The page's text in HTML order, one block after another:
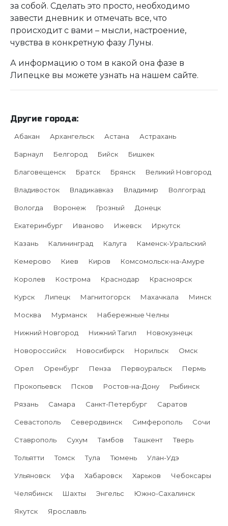
за собой. Сделать это просто, необходимо
завести дневник и отмечать все, что
происходит с вами – мысли, настроение,
чувства в конкретную фазу Луны.
А информацию о том в какой она фазе в
Липецке вы можете узнать на нашем сайте.
Другие города:
Абакан Архангельск Астана Астрахань
Барнаул Белгород Бийск Бишкек
Благовещенск Братск Брянск Великий Новгород
Владивосток Владикавказ Владимир Волгоград
Вологда Воронеж Грозный Донецк
Екатеринбург Иваново Ижевск Иркутск
Казань Калининград Калуга Каменск-Уральский
Кемерово Киев Киров Комсомольск-на-Амуре
Королев Кострома Краснодар Красноярск
Курск Липецк Магнитогорск Махачкала Минск
Москва Мурманск Набережные Челны
Нижний Новгород Нижний Тагил Новокузнецк
Новороссийск Новосибирск Норильск Омск
Орел Оренбург Пенза Первоуральск Пермь
Прокопьевск Псков Ростов-на-Дону Рыбинск
Рязань Самара Санкт-Петербург Саратов
Севастополь Северодвинск Симферополь Сочи
Ставрополь Сухум Тамбов Ташкент Тверь
Тольятти Томск Тула Тюмень Улан-Удэ
Ульяновск Уфа Хабаровск Харьков Чебоксары
Челябинск Шахты Энгельс Южно-Сахалинск
Якутск Ярославль